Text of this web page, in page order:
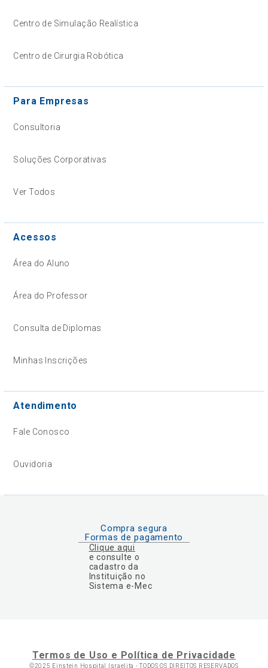
Centro de Simulação Realística
Centro de Cirurgia Robótica
Para Empresas
Consultoria
Soluções Corporativas
Ver Todos
Acessos
Área do Aluno
Área do Professor
Consulta de Diplomas
Minhas Inscrições
Atendimento
Fale Conosco
Ouvidoria
Compra segura
Formas de pagamento
Clique aqui
e consulte o
cadastro da
Instituição no
Sistema e-Mec
Termos de Uso e Política de Privacidade
©2025 Einstein Hospital Israelita -TODOS OS DIREITOS RESERVADOS